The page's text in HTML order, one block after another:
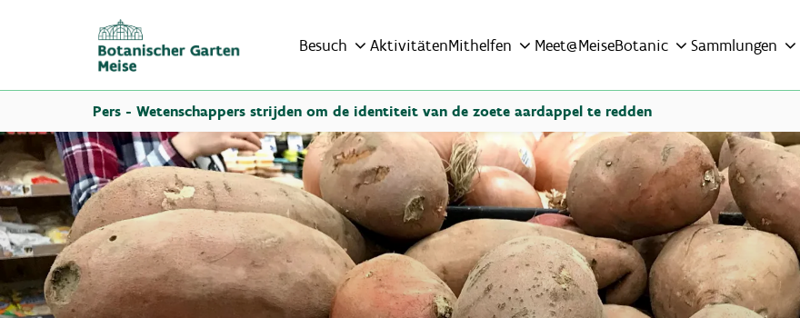
Besuch AktivitätenMithelfen Meet@MeiseBotanic Sammlungen
Pers - Wetenschappers strijden om de identiteit van de zoete aardappel te redden